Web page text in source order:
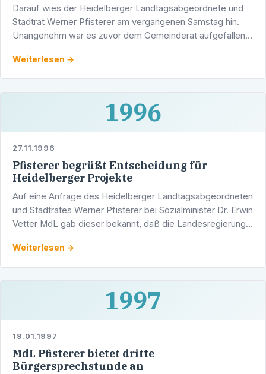
Darauf wies der Heidelberger Landtagsabgeordnete und
Stadtrat Werner Pfisterer am vergangenen Samstag hin.
Unangenehm war es zuvor dem Gemeinderat aufgefallen,
Weiterlesen →
1996
27.11.1996
Pfisterer begrüßt Entscheidung für
Heidelberger Projekte
Auf eine Anfrage des Heidelberger Landtagsabgeordneten
und Stadtrates Werner Pfisterer bei Sozialminister Dr. Erwin
Vetter MdL gab dieser bekannt, daß die Landesregierung
Weiterlesen →
1997
19.01.1997
MdL Pfisterer bietet dritte
Bürgersprechstunde an